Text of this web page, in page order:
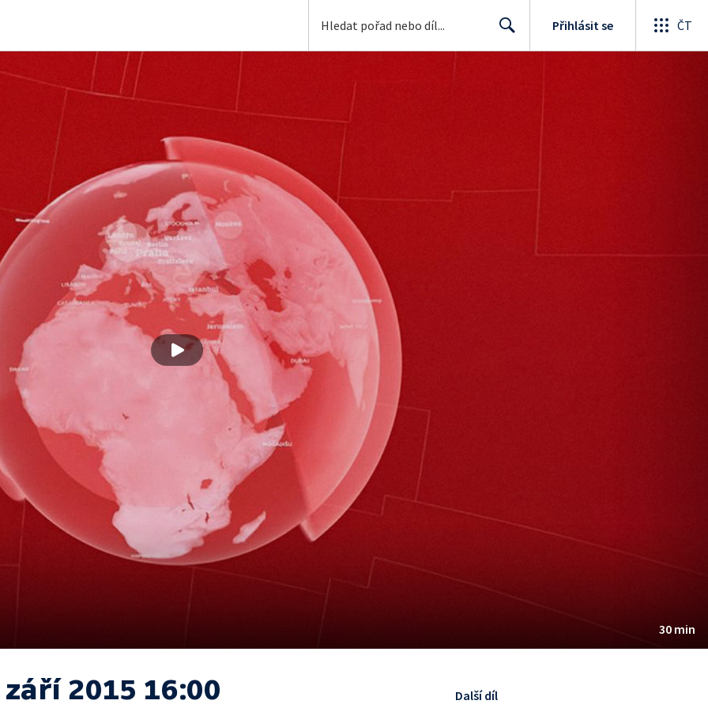
Přihlásit se ČT
30 min
září 2015 16:00 Další díl